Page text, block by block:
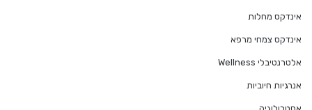
אינדקס מחלות
אינדקס צמחי מרפא
אלטרנטיבלי Wellness
אנרגיות חיוביות